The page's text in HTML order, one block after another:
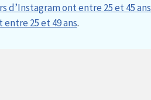
d’Instagram ont entre 25 et 45 ans
25 et 49 ans.